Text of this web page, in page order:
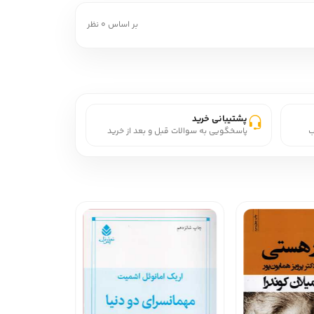
بر اساس 0 نظر
پشتیبانی خرید
پاسخگویی به سوالات قبل و بعد از خرید